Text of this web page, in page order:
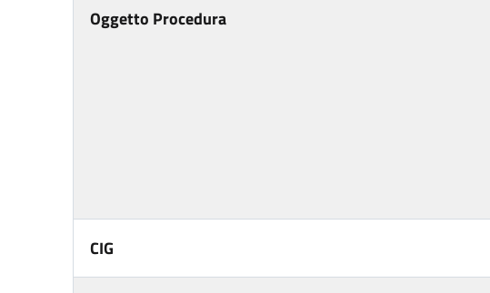
Oggetto Procedura
CIG